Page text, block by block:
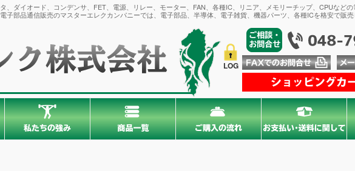
、ダイオード、コンデンサ、FET、電源、リレー、モーター、FAN、各種IC、リニア、メモリーチップ、CPUなど
部品通信販売のマスターエレクカンパニーでは、電子部品、半導体、電子雑貨、機器パーツ、各種ICを格安で販売
LOG